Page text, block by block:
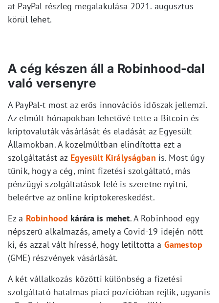
at PayPal részleg megalakulása 2021. augusztus
körül lehet.
A cég készen áll a Robinhood-dal
való versenyre
A PayPal-t most az erős innovációs időszak jellemzi.
Az elmúlt hónapokban lehetővé tette a Bitcoin és
kriptovaluták vásárlását és eladását az Egyesült
Államokban. A közelmúltban elindította ezt a
szolgáltatást az Egyesült Királyságban is. Most úgy
tűnik, hogy a cég, mint fizetési szolgáltató, más
pénzügyi szolgáltatások felé is szeretne nyitni,
beleértve az online kriptokereskedést.
Ez a Robinhood kárára is mehet. A Robinhood egy
népszerű alkalmazás, amely a Covid-19 idején nőtt
ki, és azzal vált híressé, hogy letiltotta a Gamestop
(GME) részvények vásárlását.
A két vállalkozás közötti különbség a fizetési
szolgáltató hatalmas piaci pozícióban rejlik, ugyanis